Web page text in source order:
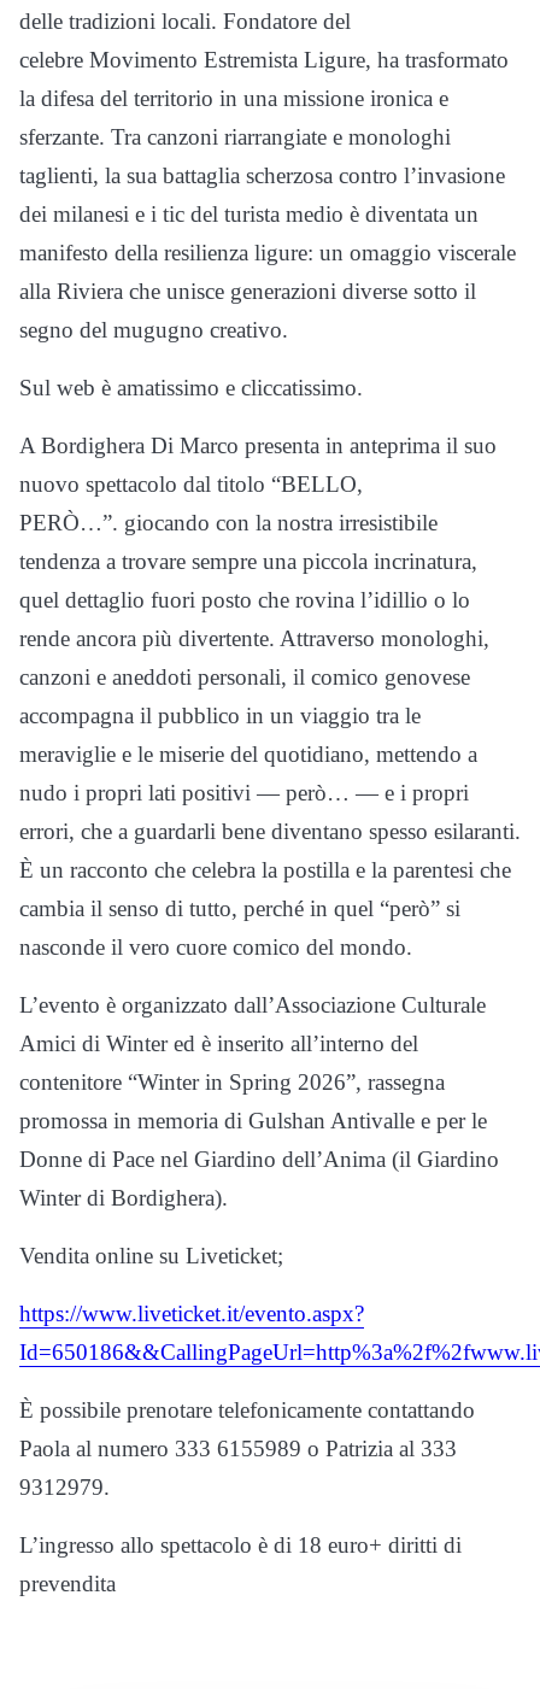
delle tradizioni locali. Fondatore del
celebre Movimento Estremista Ligure, ha trasformato
la difesa del territorio in una missione ironica e
sferzante. Tra canzoni riarrangiate e monologhi
taglienti, la sua battaglia scherzosa contro l’invasione
dei milanesi e i tic del turista medio è diventata un
manifesto della resilienza ligure: un omaggio viscerale
alla Riviera che unisce generazioni diverse sotto il
segno del mugugno creativo.
Sul web è amatissimo e cliccatissimo.
A Bordighera Di Marco presenta in anteprima il suo
nuovo spettacolo dal titolo “BELLO,
PERÒ…”. giocando con la nostra irresistibile
tendenza a trovare sempre una piccola incrinatura,
quel dettaglio fuori posto che rovina l’idillio o lo
rende ancora più divertente. Attraverso monologhi,
canzoni e aneddoti personali, il comico genovese
accompagna il pubblico in un viaggio tra le
meraviglie e le miserie del quotidiano, mettendo a
nudo i propri lati positivi — però… — e i propri
errori, che a guardarli bene diventano spesso esilaranti.
È un racconto che celebra la postilla e la parentesi che
cambia il senso di tutto, perché in quel “però” si
nasconde il vero cuore comico del mondo.
L’evento è organizzato dall’Associazione Culturale
Amici di Winter ed è inserito all’interno del
contenitore “Winter in Spring 2026”, rassegna
promossa in memoria di Gulshan Antivalle e per le
Donne di Pace nel Giardino dell’Anima (il Giardino
Winter di Bordighera).
Vendita online su Liveticket;
https://www.liveticket.it/evento.aspx?
È possibile prenotare telefonicamente contattando
Paola al numero 333 6155989 o Patrizia al 333
9312979.
L’ingresso allo spettacolo è di 18 euro+ diritti di
prevendita